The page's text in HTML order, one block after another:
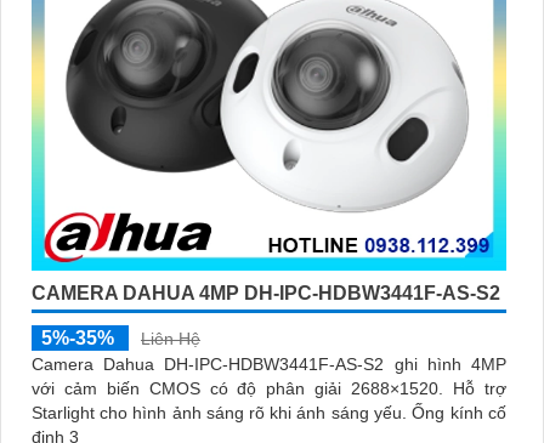
CAMERA DAHUA 4MP DH-IPC-HDBW3441F-AS-S2
5%-35%
Liên Hệ
Camera Dahua DH-IPC-HDBW3441F-AS-S2 ghi hình 4MP
với cảm biến CMOS có độ phân giải 2688×1520. Hỗ trợ
Starlight cho hình ảnh sáng rõ khi ánh sáng yếu. Ống kính cố
định 3